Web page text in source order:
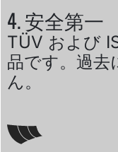
4. 安全第一
TÜV および
品です。過去
ん。